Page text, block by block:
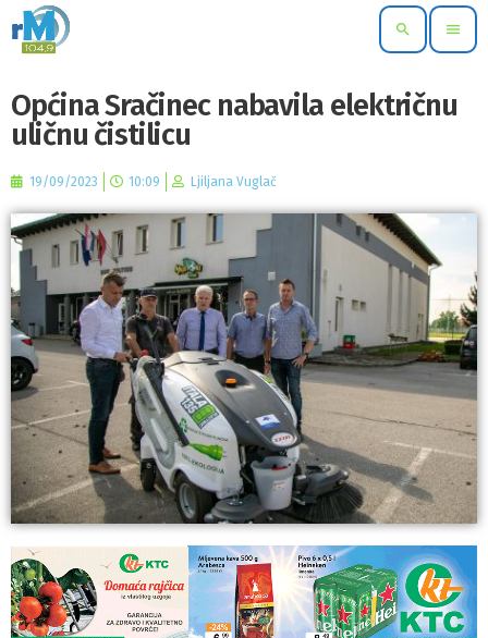
search menu
Općina Sračinec nabavila električnu
uličnu čistilicu
19/09/2023 10:09 Ljiljana Vuglač